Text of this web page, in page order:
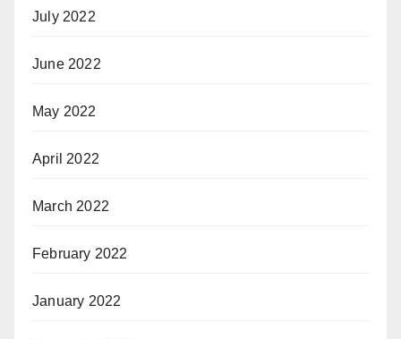
July 2022
June 2022
May 2022
April 2022
March 2022
February 2022
January 2022